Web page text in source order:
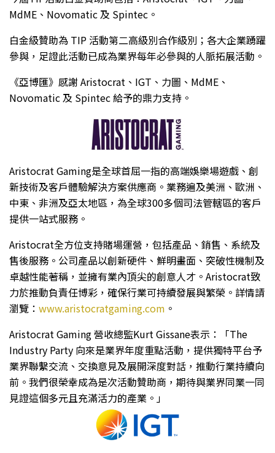
MdME、Novomatic 及 Spintec。
白金級贊助為 TIP 活動第二高級別合作級別；各大企業踴躍
參與，足證此活動已成為業界每年必參與的人脈拓展活動。
《亞博匯》感謝 Aristocrat、IGT、力圖、MdME、
Novomatic 及 Spintec 給予的鼎力支持。
Aristocrat Gaming是全球首屈一指的高端娛樂場遊戲、創
新技術及客戶體驗解決方案供應商。業務遍及美洲、歐洲、
中東、非洲及亞太地區，為全球300多個司法管轄區的客戶
提供一站式服務。
Aristocrat全方位支持賭場運營，包括產品、銷售、系統及
售後服務。公司產品以創新硬件、鮮明畫面、突破性機制及
卓越性能著稱，並擁有業內頂尖的創意人才。Aristocrat致
力於推動負責任博彩，確保行業可持續發展與繁榮。詳情請
瀏覽： www.aristocratgaming.com 。
Aristocrat Gaming 營收總監Kurt Gissane表示：「The
Industry Party 向來是業界年度重點活動，提供獨特平台予
業界聯繫交流、交換意見及展開深度對話，推動行業持續向
前。我們很榮幸成為是次活動贊助商，期待與業界同業一同
見證這個多元且充滿活力的產業。」